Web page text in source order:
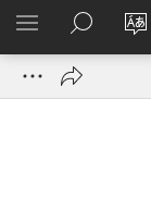
تغيير
الموقع
تسجيل
الدخول
البحث
في
JW.ORG